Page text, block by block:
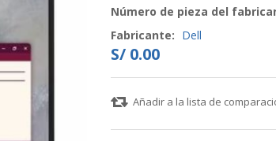
Número de pieza del
Fabricante: Dell
S/ 0.00
Añadir a la lista de